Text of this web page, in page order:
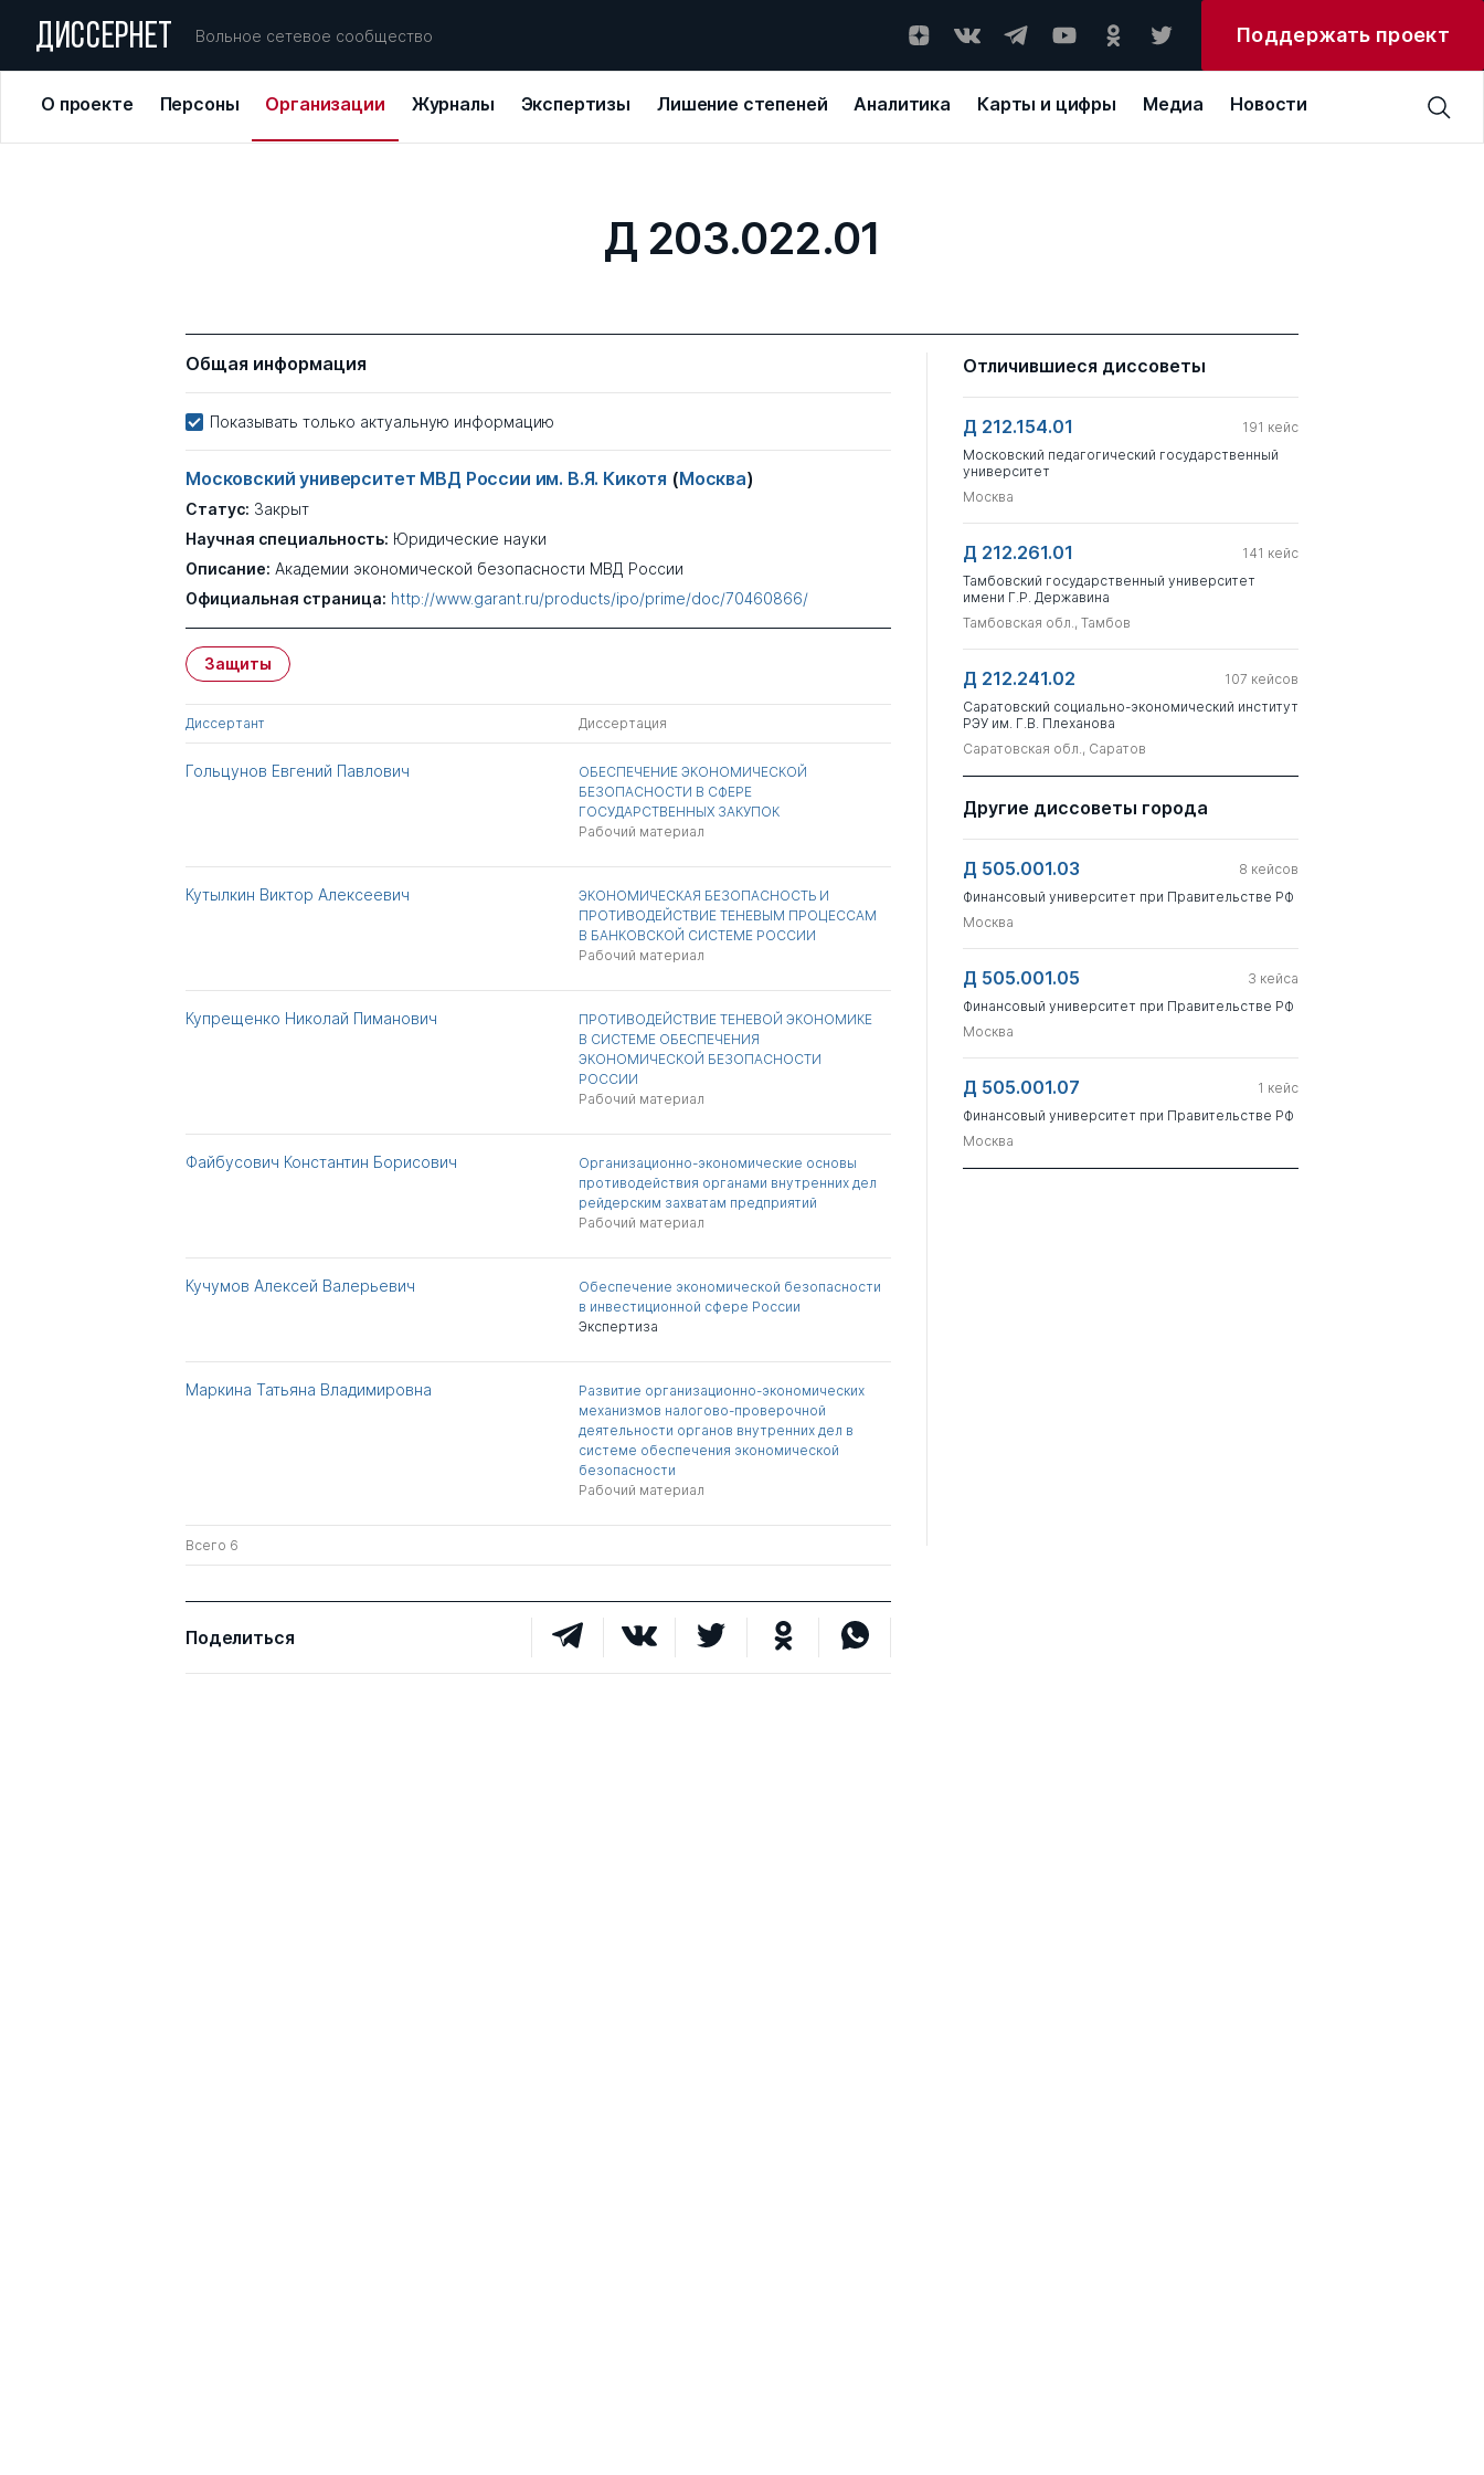
ДИССЕРНЕТ Вольное сетевое сообщество Поддержать проект
О проекте Персоны Организации Журналы Экспертизы Лишение степеней Аналитика Карты и цифры Медиа Новости
Д 203.022.01
Общая информация
Показывать только актуальную информацию
Московский университет МВД России им. В.Я. Кикотя (Москва)
Статус: Закрыт
Научная специальность: Юридические науки
Описание: Академии экономической безопасности МВД России
Официальная страница: http://www.garant.ru/products/ipo/prime/doc/70460866/
Защиты
Диссертант Диссертация
Гольцунов Евгений Павлович
ОБЕСПЕЧЕНИЕ ЭКОНОМИЧЕСКОЙ
БЕЗОПАСНОСТИ В СФЕРЕ
ГОСУДАРСТВЕННЫХ ЗАКУПОК
Рабочий материал
Кутылкин Виктор Алексеевич
ЭКОНОМИЧЕСКАЯ БЕЗОПАСНОСТЬ И
ПРОТИВОДЕЙСТВИЕ ТЕНЕВЫМ ПРОЦЕССАМ
В БАНКОВСКОЙ СИСТЕМЕ РОССИИ
Рабочий материал
Купрещенко Николай Пиманович
ПРОТИВОДЕЙСТВИЕ ТЕНЕВОЙ ЭКОНОМИКЕ
В СИСТЕМЕ ОБЕСПЕЧЕНИЯ
ЭКОНОМИЧЕСКОЙ БЕЗОПАСНОСТИ
РОССИИ
Рабочий материал
Файбусович Константин Борисович
Организационно-экономические основы
противодействия органами внутренних дел
рейдерским захватам предприятий
Рабочий материал
Кучумов Алексей Валерьевич
Обеспечение экономической безопасности
в инвестиционной сфере России
Экспертиза
Маркина Татьяна Владимировна
Развитие организационно-экономических
механизмов налогово-проверочной
деятельности органов внутренних дел в
системе обеспечения экономической
безопасности
Рабочий материал
Всего 6
Поделиться
Отличившиеся диссоветы
Д 212.154.01 191 кейс
Московский педагогический государственный
университет
Москва
Д 212.261.01 141 кейс
Тамбовский государственный университет
имени Г.Р. Державина
Тамбовская обл., Тамбов
Д 212.241.02 107 кейсов
Саратовский социально-экономический институт
РЭУ им. Г.В. Плеханова
Саратовская обл., Саратов
Другие диссоветы города
Д 505.001.03 8 кейсов
Финансовый университет при Правительстве РФ
Москва
Д 505.001.05 3 кейса
Финансовый университет при Правительстве РФ
Москва
Д 505.001.07 1 кейс
Финансовый университет при Правительстве РФ
Москва